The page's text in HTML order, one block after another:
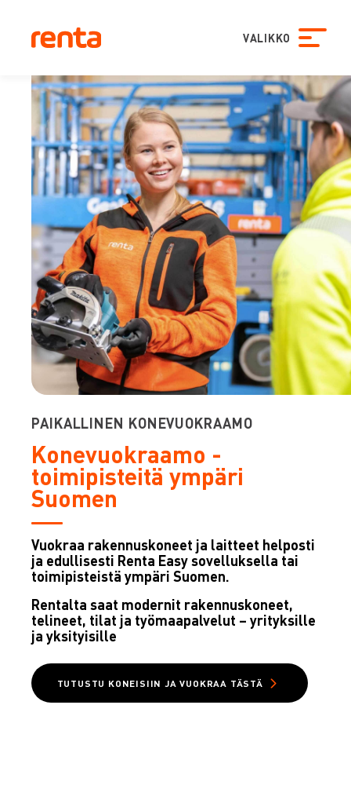
VALIKKO
PAIKALLINEN KONEVUOKRAAMO
Konevuokraamo -
toimipisteitä ympäri
Suomen
Vuokraa rakennuskoneet ja laitteet helposti
ja edullisesti Renta Easy sovelluksella tai
toimipisteistä ympäri Suomen.
Rentalta saat modernit rakennuskoneet,
telineet, tilat ja työmaapalvelut – yrityksille
ja yksityisille
TUTUSTU KONEISIIN JA VUOKRAA TÄSTÄ